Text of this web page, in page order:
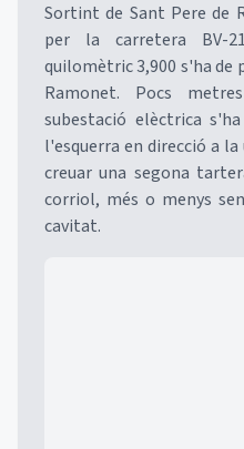
Sortint de Sant Pere de
per la carretera BV-
quilomètric 3,900 s'ha de
Ramonet. Pocs
subestació elèctrica
l'esquerra en direcció a
creuar una segona
corriol, més o menys
cavitat.